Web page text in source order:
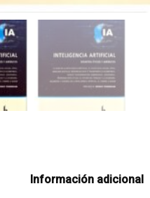
Información adicional